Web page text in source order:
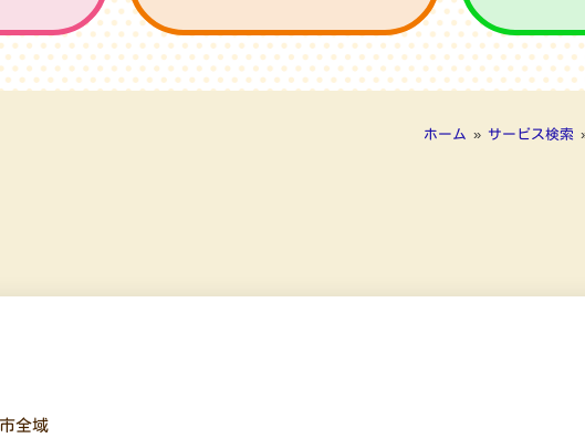
ホーム » サービス検索
市全域